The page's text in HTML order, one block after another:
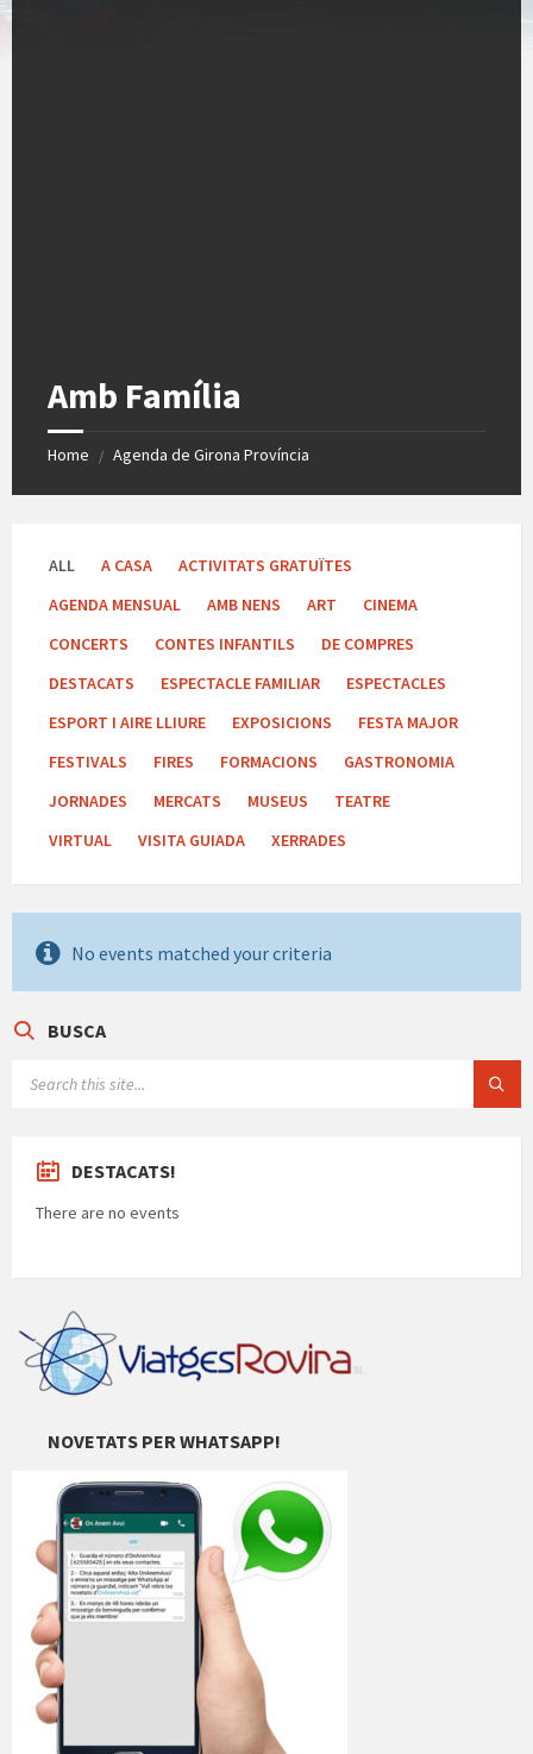
Amb Família
Home / Agenda de Girona Província
ALL A CASA
ACTIVITATS GRATUÏTES
AGENDA MENSUAL
AMB NENS ART
CINEMA
CONCERTS
CONTES INFANTILS
DE COMPRES
DESTACATS
ESPECTACLE FAMILIAR
ESPECTACLES
ESPORT I AIRE LLIURE
EXPOSICIONS
FESTA MAJOR
FESTIVALS
FIRES FORMACIONS
GASTRONOMIA
JORNADES
MERCATS MUSEUS
TEATRE
VIRTUAL
VISITA GUIADA XERRADES
No events matched your criteria
BUSCA
DESTACATS!
There are no events
NOVETATS PER WHATSAPP!